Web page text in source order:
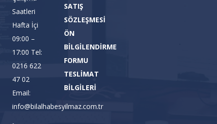
Saatleri
Hafta İçi
09:00 –
17:00 Tel:
0216 622
47 02
Email:
info@bilalhabesyilmaz.com.tr
SATIŞ
SÖZLEŞMESİ
ÖN
BİLGİLENDİRME
FORMU
TESLİMAT
BİLGİLERİ